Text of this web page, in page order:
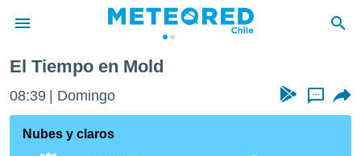
de
por
El Tiempo en Mold
08:39 Domingo ...
Nubes y claros